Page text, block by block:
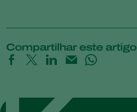
Compartilhar este artigo